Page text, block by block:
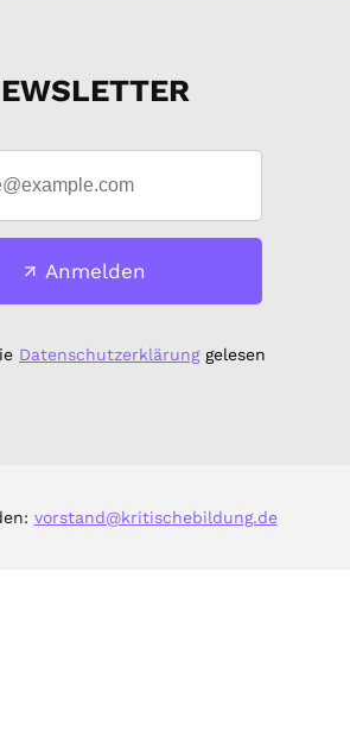
Anmelden
Datenschutzerklärunggelesen
vorstand@kritischebildung.de